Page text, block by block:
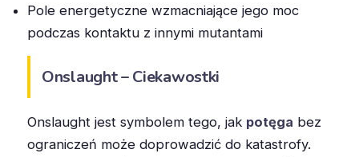
Pole energetyczne wzmacniające jego moc
podczas kontaktu z innymi mutantami
Onslaught – Ciekawostki
Onslaught jest symbolem tego, jak potęga bez
ograniczeń może doprowadzić do katastrofy.